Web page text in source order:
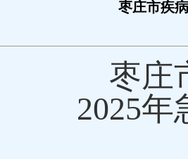
枣庄市疾
枣庄
2025